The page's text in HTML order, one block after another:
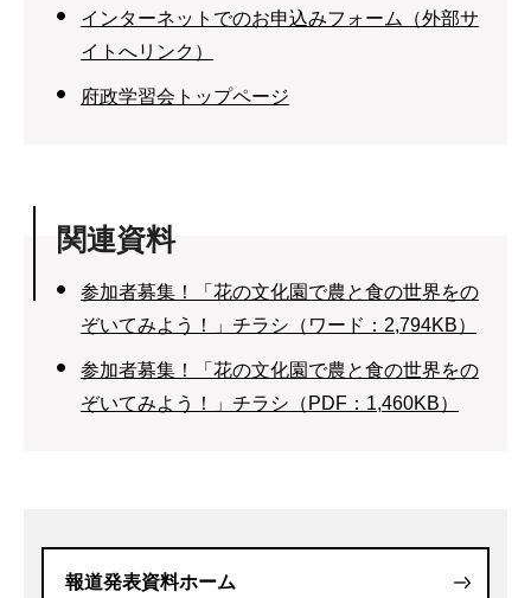
インターネットでのお申込みフォーム（外部サ
イトへリンク）
府政学習会トップページ
関連資料
参加者募集！「花の文化園で農と食の世界をの
ぞいてみよう！」チラシ（ワード：2,794KB）
参加者募集！「花の文化園で農と食の世界をの
ぞいてみよう！」チラシ（PDF：1,460KB）
報道発表資料ホーム